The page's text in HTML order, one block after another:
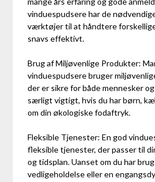
vinduespudsere har de
værktøjer til at håndtere
snavs effektivt.
Brug af Miljøvenlige Produkter:
vinduespudsere bruger
der er sikre for både mennesker
særligt vigtigt, hvis du har børn,
om din økologiske fodaftryk.
Fleksible Tjenester: En god
fleksible tjenester, der passer til
og tidsplan. Uanset om du har
vedligeholdelse eller en